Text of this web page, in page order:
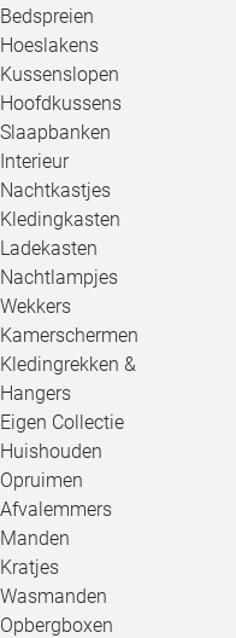
Bedspreien
Hoeslakens
Kussenslopen
Hoofdkussens
Slaapbanken
Interieur
Nachtkastjes
Kledingkasten
Ladekasten
Nachtlampjes
Wekkers
Kamerschermen
Kledingrekken &
Hangers
Eigen Collectie
Huishouden
Opruimen
Afvalemmers
Manden
Kratjes
Wasmanden
Opbergboxen